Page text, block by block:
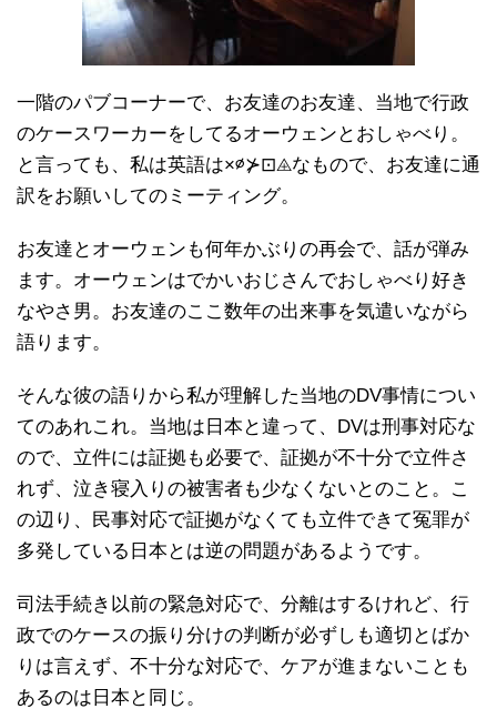
一階のパブコーナーで、お友達のお友達、当地で行政
のケースワーカーをしてるオーウェンとおしゃべり。
と言っても、私は英語は×∅⊁⊡⨹なもので、お友達に通
訳をお願いしてのミーティング。
お友達とオーウェンも何年かぶりの再会で、話が弾み
ます。オーウェンはでかいおじさんでおしゃべり好き
なやさ男。お友達のここ数年の出来事を気遣いながら
語ります。
そんな彼の語りから私が理解した当地のDV事情につい
てのあれこれ。当地は日本と違って、DVは刑事対応な
ので、立件には証拠も必要で、証拠が不十分で立件さ
れず、泣き寝入りの被害者も少なくないとのこと。こ
の辺り、民事対応で証拠がなくても立件できて冤罪が
多発している日本とは逆の問題があるようです。
司法手続き以前の緊急対応で、分離はするけれど、行
政でのケースの振り分けの判断が必ずしも適切とばか
りは言えず、不十分な対応で、ケアが進まないことも
あるのは日本と同じ。